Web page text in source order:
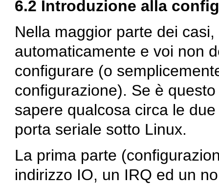
6.2 Introduzione alla
Nella maggior parte dei
automaticamente e voi non
configurare (o
configurazione). Se è
sapere qualcosa circa le
porta seriale sotto Linux.
La prima parte
indirizzo IO, un IRQ ed un